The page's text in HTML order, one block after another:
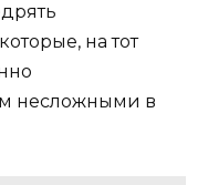
на тот
несложными в